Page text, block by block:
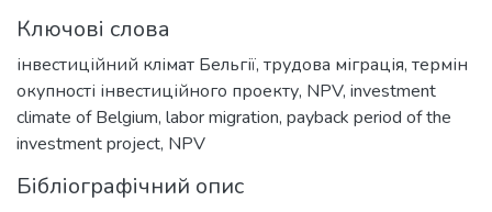
Ключові слова
інвестиційний клімат Бельгії, трудова міграція, термін
окупності інвестиційного проекту, NPV, investment
climate of Belgium, labor migration, payback period of the
investment project, NPV
Бібліографічний опис